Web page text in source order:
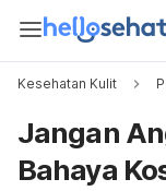
Kesehatan Kulit
Jangan
Bahaya